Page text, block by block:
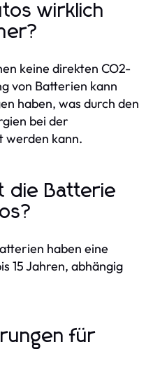
wirklich
keine direkten CO2-
von Batterien kann
haben, was durch den
bei der
werden kann.
die Batterie
haben eine
15 Jahren, abhängig
für